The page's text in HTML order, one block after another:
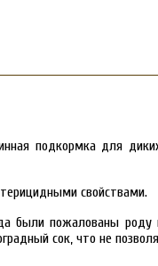
подкормка для
свойствами.
были пожалованы роду
сок, что не